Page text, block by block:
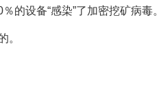
的设备“感染”了加密挖矿病毒。
。